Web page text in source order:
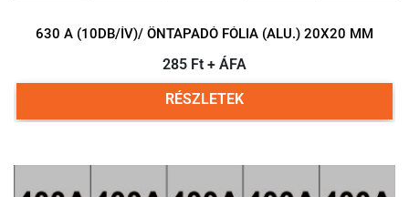
630 A (10DB/ÍV)/ ÖNTAPADÓ FÓLIA (ALU.) 20X20 MM
285 Ft + ÁFA
RÉSZLETEK